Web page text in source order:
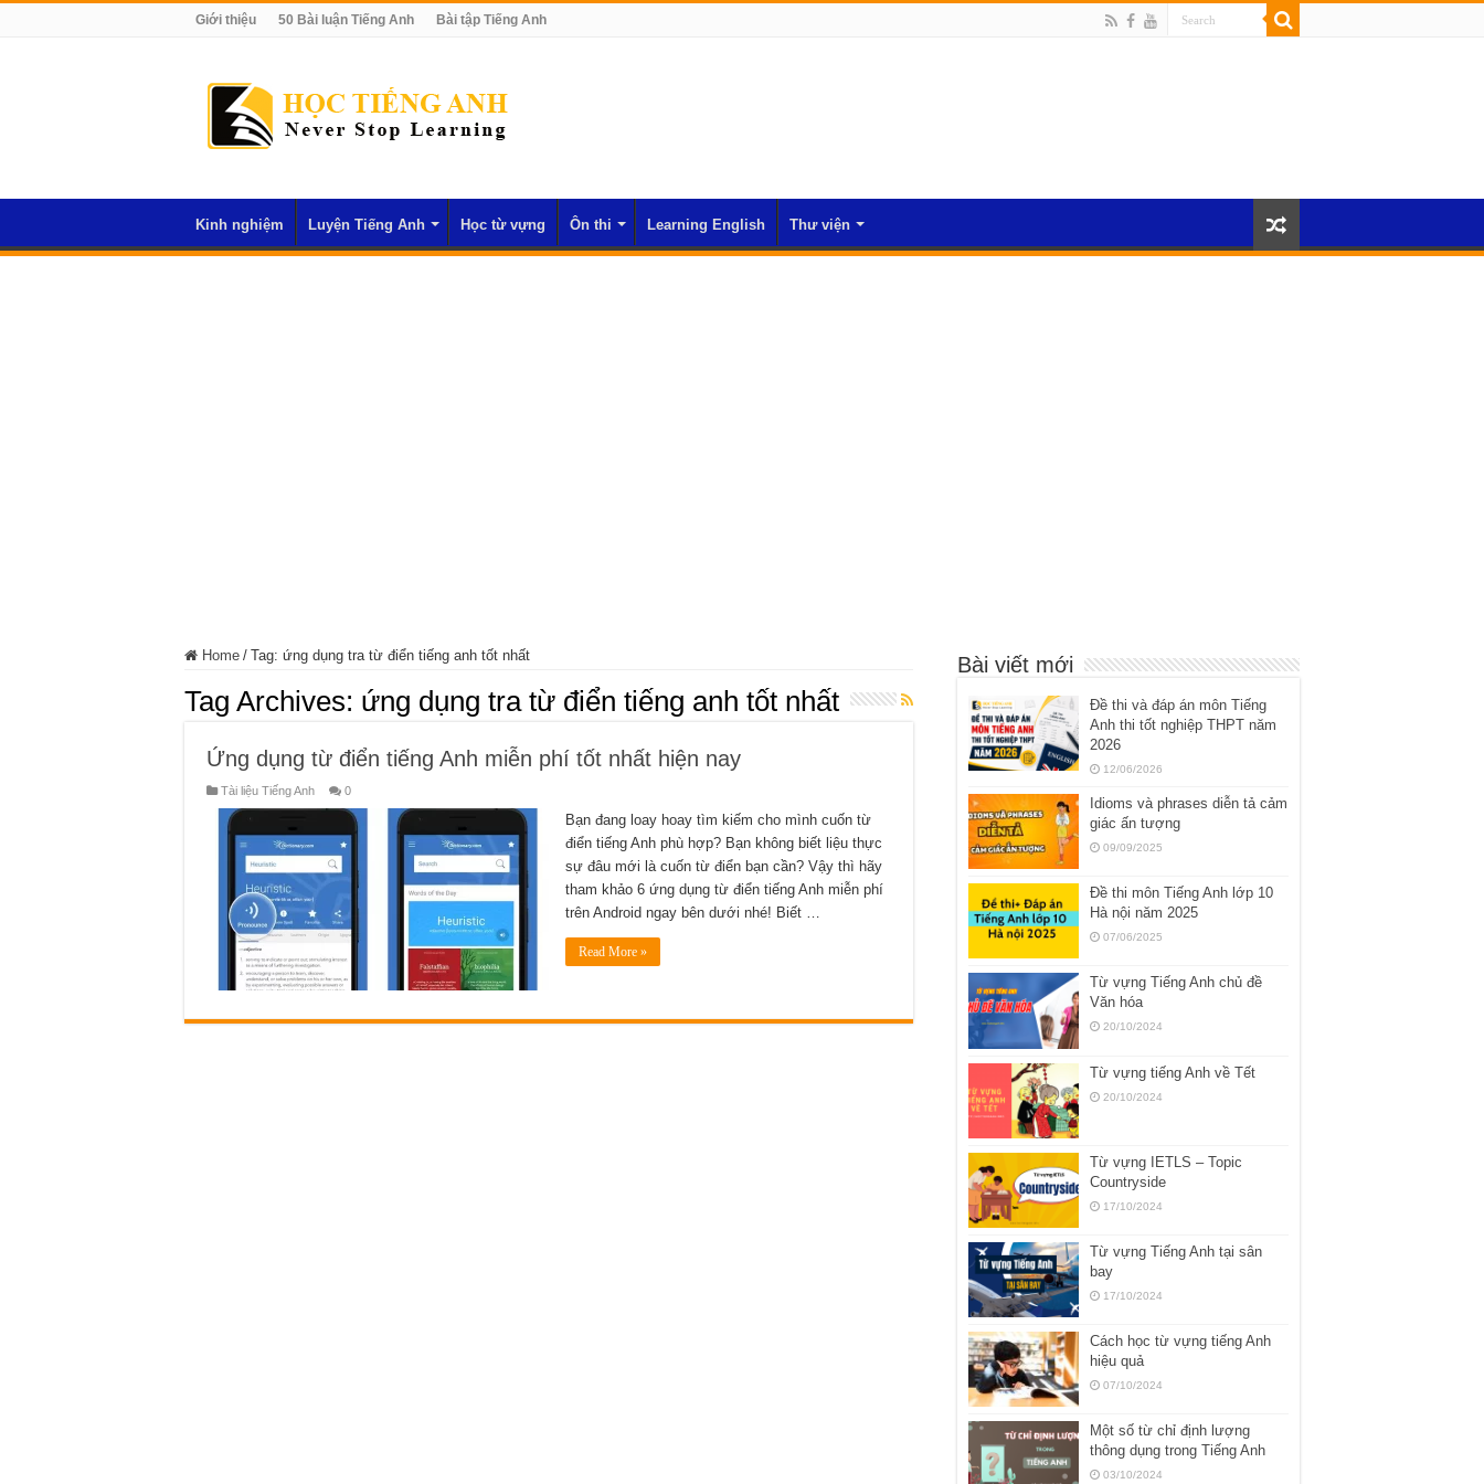
Giới thiệu 50 Bài luận Tiếng Anh Bài tập Tiếng Anh
Kinh nghiệm Luyện Tiếng Anh Học từ vựng Ôn thi Learning English Thư viện
Home / Tag: ứng dụng tra từ điển tiếng anh tốt nhất
Tag Archives: ứng dụng tra từ điển tiếng anh tốt nhất
Ứng dụng từ điển tiếng Anh miễn phí tốt nhất hiện nay
Tài liệu Tiếng Anh 0
Bạn đang loay hoay tìm kiếm cho mình cuốn từ
điển tiếng Anh phù hợp? Bạn không biết liệu thực
sự đâu mới là cuốn từ điển bạn cần? Vậy thì hãy
tham khảo 6 ứng dụng từ điển tiếng Anh miễn phí
trên Android ngay bên dưới nhé! Biết …
Read More »
Bài viết mới
Đề thi và đáp án môn Tiếng
Anh thi tốt nghiệp THPT năm
2026
12/06/2026
Idioms và phrases diễn tả cảm
giác ấn tượng
09/09/2025
Đề thi môn Tiếng Anh lớp 10
Hà nội năm 2025
07/06/2025
Từ vựng Tiếng Anh chủ đề
Văn hóa
20/10/2024
Từ vựng tiếng Anh về Tết
20/10/2024
Từ vựng IETLS – Topic
Countryside
17/10/2024
Từ vựng Tiếng Anh tại sân
bay
17/10/2024
Cách học từ vựng tiếng Anh
hiệu quả
07/10/2024
Một số từ chỉ định lượng
thông dụng trong Tiếng Anh
03/10/2024